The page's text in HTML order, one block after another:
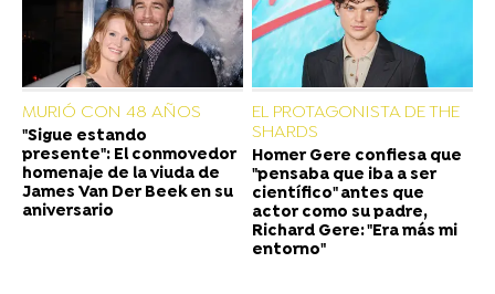
MURIÓ CON 48 AÑOS
"Sigue estando
presente": El conmovedor
homenaje de la viuda de
James Van Der Beek en su
aniversario
EL PROTAGONISTA DE THE
SHARDS
Homer Gere confiesa que
"pensaba que iba a ser
científico" antes que
actor como su padre,
Richard Gere: "Era más mi
entorno"